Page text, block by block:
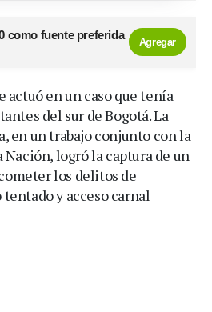
como fuente preferida
Agregar
en un caso que tenía
del sur de Bogotá. La
en un trabajo conjunto con la
logró la captura de un
los delitos de
y acceso carnal